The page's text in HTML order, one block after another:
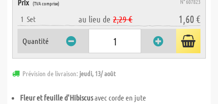
Prix (TVA comprise)
1 Set au lieu de 2,29 € 1,60 €
Quantité
Prévision de livraison: jeudi, 13/ août
Fleur et feuille d'Hibiscusavec corde en jute